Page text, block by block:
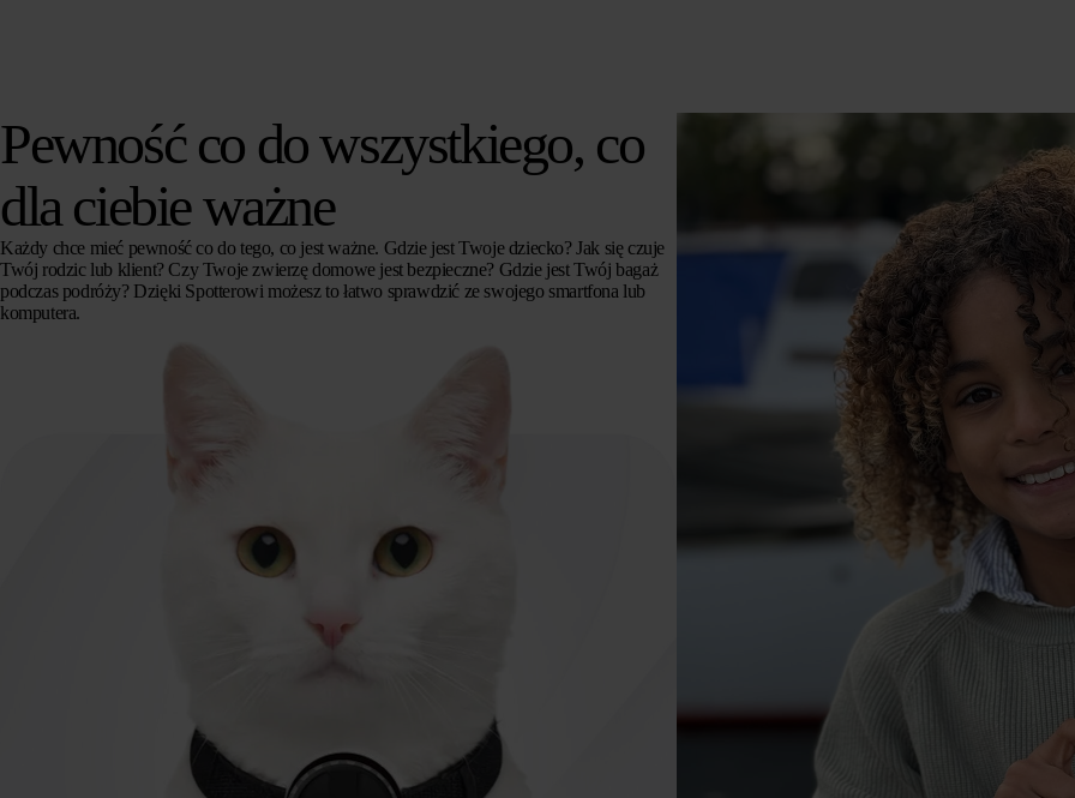
Pewność co do wszystkiego, co
dla ciebie ważne
Każdy chce mieć pewność co do tego, co jest ważne. Gdzie jest Twoje dziecko? Jak się czuje
Twój rodzic lub klient? Czy Twoje zwierzę domowe jest bezpieczne? Gdzie jest Twój bagaż
podczas podróży? Dzięki Spotterowi możesz to łatwo sprawdzić ze swojego smartfona lub
komputera.